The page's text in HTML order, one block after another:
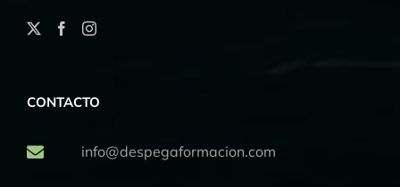
CONTACTO
info@despegaformacion.com